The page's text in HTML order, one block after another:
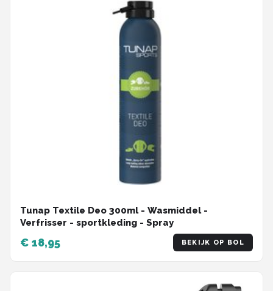
Tunap Textile Deo 300ml - Wasmiddel -
Verfrisser - sportkleding - Spray
€ 18,95 BEKIJK OP BOL